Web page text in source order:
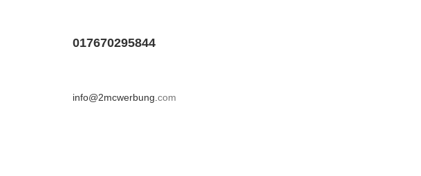
017670295844
info@2mcwerbung. com